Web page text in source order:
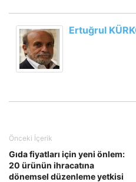
Ertuğrul
Önceki İçerik
Gıda fiyatları için yeni önlem:
20 ürünün ihracatına
dönemsel düzenleme yetkisi